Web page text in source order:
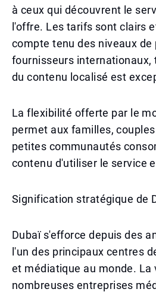
à ceux qui découvrent le
l'offre. Les tarifs sont clairs
compte tenu des niveaux de
fournisseurs internationaux,
du contenu localisé est
La flexibilité offerte par le
permet aux familles,
petites communautés
contenu d'utiliser le service
Signification stratégique de
Dubaï s'efforce depuis des
l'un des principaux centres
et médiatique au monde. La
nombreuses entreprises